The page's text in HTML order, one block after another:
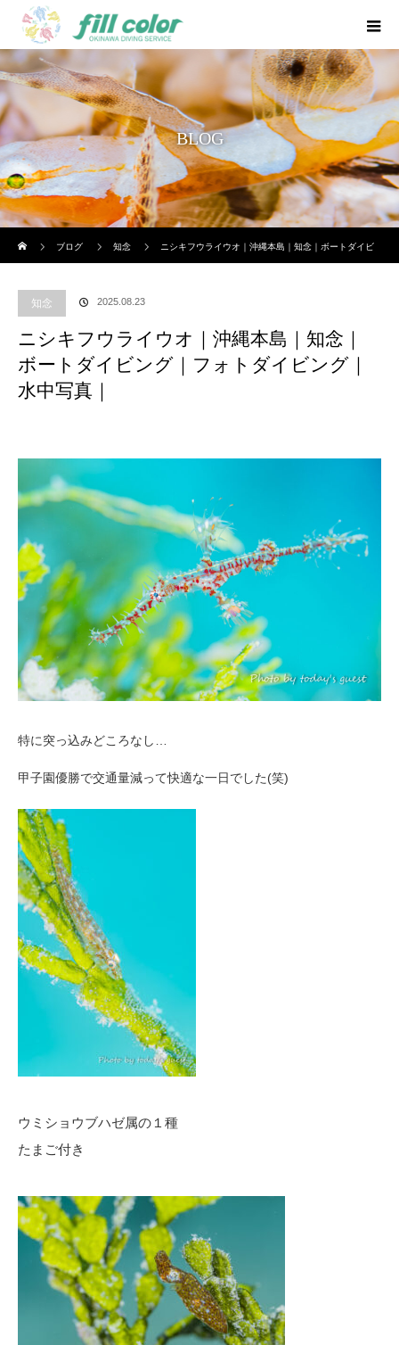
BLOG
ブログ
知念 ニシキフウライウオ｜沖縄本島｜知念｜ボートダイビ
知念 2025.08.23
ニシキフウライウオ｜沖縄本島｜知念｜
ボートダイビング｜フォトダイビング｜
水中写真｜
特に突っ込みどころなし…
甲子園優勝で交通量減って快適な一日でした(笑)
ウミショウブハゼ属の１種
たまご付き